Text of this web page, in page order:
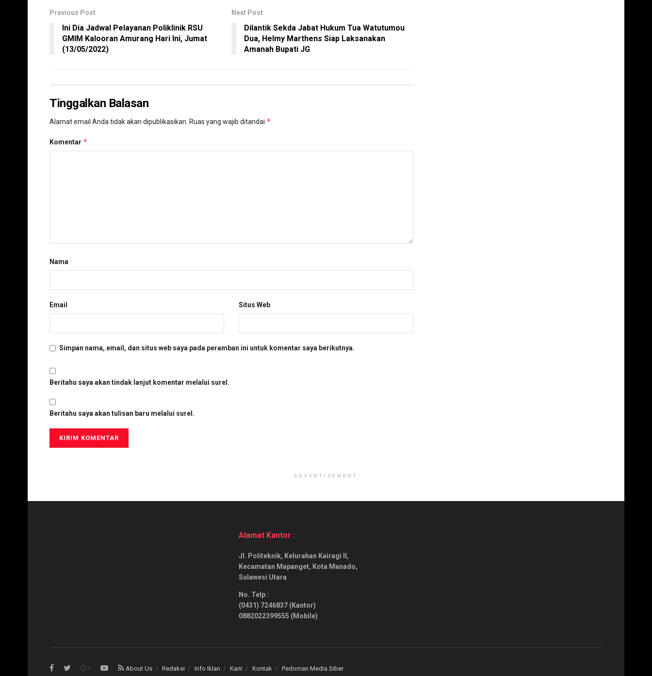
Previous Post
Ini Dia Jadwal Pelayanan Poliklinik RSU
GMIM Kalooran Amurang Hari Ini, Jumat
(13/05/2022)
Next Post
Dilantik Sekda Jabat Hukum Tua Watutumou
Dua, Helmy Marthens Siap Laksanakan
Amanah Bupati JG
Tinggalkan Balasan
Alamat email Anda tidak akan dipublikasikan. Ruas yang wajib ditandai *
Komentar *
Nama
Email Situs Web
Simpan nama, email, dan situs web saya pada peramban ini untuk komentar saya berikutnya.
Beritahu saya akan tindak lanjut komentar melalui surel.
Beritahu saya akan tulisan baru melalui surel.
ADVERTISEMENT
Alamat Kantor :
Jl. Politeknik, Kelurahan Kairagi II,
Kecamatan Mapanget, Kota Manado,
Sulawesi Utara
No. Telp :
(0431) 7246837 (Kantor)
0882022399555 (Mobile)
About Us Redaksi Info Iklan Karir Kontak Pedoman Media Siber